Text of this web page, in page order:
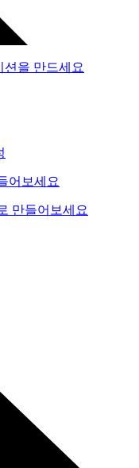
을 만드세요
어보세요
만들어보세요